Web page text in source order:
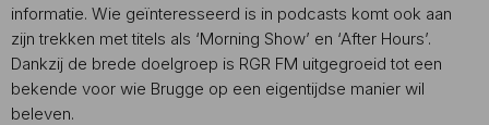
informatie. Wie geïnteresseerd is in podcasts komt ook aan
zijn trekken met titels als ‘Morning Show’ en ‘After Hours’.
Dankzij de brede doelgroep is RGR FM uitgegroeid tot een
bekende voor wie Brugge op een eigentijdse manier wil
beleven.